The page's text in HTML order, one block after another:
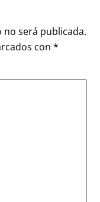
será publicada.
con*